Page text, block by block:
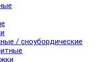
/ сноубордические